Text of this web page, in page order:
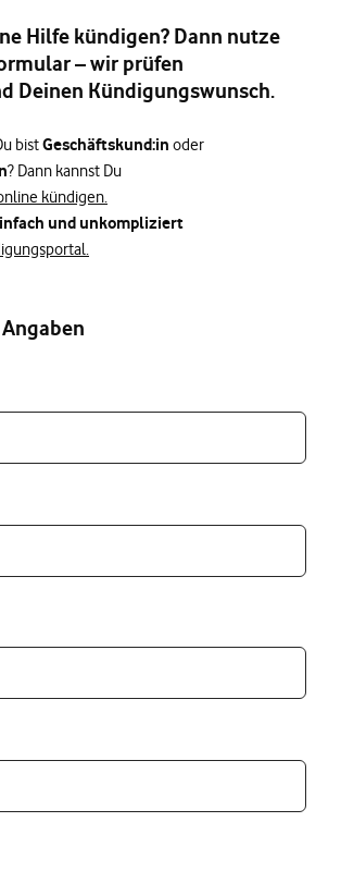
Hilfe kündigen? Dann nutze
– wir prüfen
Deinen Kündigungswunsch.
bistGeschäftskund:in oder
? Dann kannst Du
kündigen.
und unkompliziert